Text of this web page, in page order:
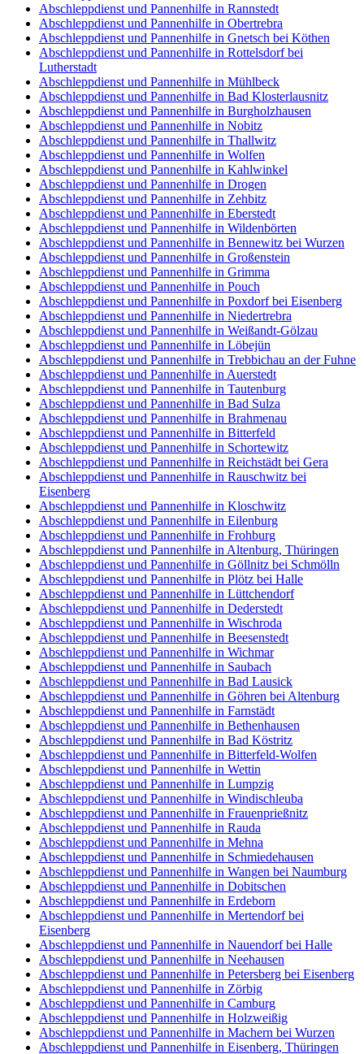
Abschleppdienst und Pannenhilfe in Rannstedt
Abschleppdienst und Pannenhilfe in Obertrebra
Abschleppdienst und Pannenhilfe in Gnetsch bei Köthen
Abschleppdienst und Pannenhilfe in Rottelsdorf bei
Lutherstadt
Abschleppdienst und Pannenhilfe in Mühlbeck
Abschleppdienst und Pannenhilfe in Bad Klosterlausnitz
Abschleppdienst und Pannenhilfe in Burgholzhausen
Abschleppdienst und Pannenhilfe in Nobitz
Abschleppdienst und Pannenhilfe in Thallwitz
Abschleppdienst und Pannenhilfe in Wolfen
Abschleppdienst und Pannenhilfe in Kahlwinkel
Abschleppdienst und Pannenhilfe in Drogen
Abschleppdienst und Pannenhilfe in Zehbitz
Abschleppdienst und Pannenhilfe in Eberstedt
Abschleppdienst und Pannenhilfe in Wildenbörten
Abschleppdienst und Pannenhilfe in Bennewitz bei Wurzen
Abschleppdienst und Pannenhilfe in Großenstein
Abschleppdienst und Pannenhilfe in Grimma
Abschleppdienst und Pannenhilfe in Pouch
Abschleppdienst und Pannenhilfe in Poxdorf bei Eisenberg
Abschleppdienst und Pannenhilfe in Niedertrebra
Abschleppdienst und Pannenhilfe in Weißandt-Gölzau
Abschleppdienst und Pannenhilfe in Löbejün
Abschleppdienst und Pannenhilfe in Trebbichau an der Fuhne
Abschleppdienst und Pannenhilfe in Auerstedt
Abschleppdienst und Pannenhilfe in Tautenburg
Abschleppdienst und Pannenhilfe in Bad Sulza
Abschleppdienst und Pannenhilfe in Brahmenau
Abschleppdienst und Pannenhilfe in Bitterfeld
Abschleppdienst und Pannenhilfe in Schortewitz
Abschleppdienst und Pannenhilfe in Reichstädt bei Gera
Abschleppdienst und Pannenhilfe in Rauschwitz bei
Eisenberg
Abschleppdienst und Pannenhilfe in Kloschwitz
Abschleppdienst und Pannenhilfe in Eilenburg
Abschleppdienst und Pannenhilfe in Frohburg
Abschleppdienst und Pannenhilfe in Altenburg, Thüringen
Abschleppdienst und Pannenhilfe in Göllnitz bei Schmölln
Abschleppdienst und Pannenhilfe in Plötz bei Halle
Abschleppdienst und Pannenhilfe in Lüttchendorf
Abschleppdienst und Pannenhilfe in Dederstedt
Abschleppdienst und Pannenhilfe in Wischroda
Abschleppdienst und Pannenhilfe in Beesenstedt
Abschleppdienst und Pannenhilfe in Wichmar
Abschleppdienst und Pannenhilfe in Saubach
Abschleppdienst und Pannenhilfe in Bad Lausick
Abschleppdienst und Pannenhilfe in Göhren bei Altenburg
Abschleppdienst und Pannenhilfe in Farnstädt
Abschleppdienst und Pannenhilfe in Bethenhausen
Abschleppdienst und Pannenhilfe in Bad Köstritz
Abschleppdienst und Pannenhilfe in Bitterfeld-Wolfen
Abschleppdienst und Pannenhilfe in Wettin
Abschleppdienst und Pannenhilfe in Lumpzig
Abschleppdienst und Pannenhilfe in Windischleuba
Abschleppdienst und Pannenhilfe in Frauenprießnitz
Abschleppdienst und Pannenhilfe in Rauda
Abschleppdienst und Pannenhilfe in Mehna
Abschleppdienst und Pannenhilfe in Schmiedehausen
Abschleppdienst und Pannenhilfe in Wangen bei Naumburg
Abschleppdienst und Pannenhilfe in Dobitschen
Abschleppdienst und Pannenhilfe in Erdeborn
Abschleppdienst und Pannenhilfe in Mertendorf bei
Eisenberg
Abschleppdienst und Pannenhilfe in Nauendorf bei Halle
Abschleppdienst und Pannenhilfe in Neehausen
Abschleppdienst und Pannenhilfe in Petersberg bei Eisenberg
Abschleppdienst und Pannenhilfe in Zörbig
Abschleppdienst und Pannenhilfe in Camburg
Abschleppdienst und Pannenhilfe in Holzweißig
Abschleppdienst und Pannenhilfe in Machern bei Wurzen
Abschleppdienst und Pannenhilfe in Eisenberg, Thüringen